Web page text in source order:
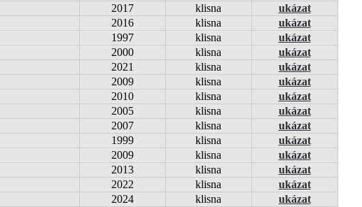
2017 klisna
ukázat
2016 klisna
ukázat
1997 klisna
ukázat
2000 klisna
ukázat
2021 klisna
ukázat
2009 klisna
ukázat
2010 klisna
ukázat
2005 klisna
ukázat
2007 klisna
ukázat
1999 klisna
ukázat
2009 klisna
ukázat
2013 klisna
ukázat
2022 klisna
ukázat
2024 klisna
ukázat